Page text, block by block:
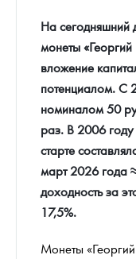
На сегодняшний
монеты
вложение
потенциалом. С
номиналом 50
раз. В 2006
старте
март 2026 года
доходность за
17,5%.
Монеты